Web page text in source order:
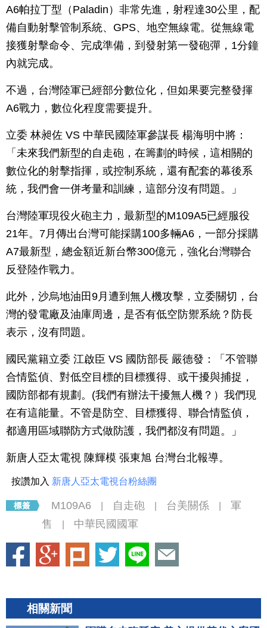
A6帕拉丁型（Paladin）非常先進，射程達30公里，配
備自動射擊管制系統、GPS、地空無線電。從無線電
接獲射擊命令、完成準備，到發射第一發砲彈，1分鐘
內就完成。
不過，台灣陸軍已經部分數位化，但如果要完整發揮
A6戰力，數位化程度需要提升。
立委 林昶佐 VS 中華民國陸軍參謀長 楊海明中將：
「未來我們新型的自走砲，在籌劃的時候，這相關的
數位化的射擊指揮，或控制系統，還有配套的幕後系
統，我們會一併考量和訓練，這部分沒有問題。」
台灣陸軍現役火砲主力，最新型的M109A5已經服役
21年。7月傳出台灣可能採購100多輛A6，一部分採購
A7最新型，總金額近新台幣300億元，強化台灣聯合
反登陸作戰力。
此外，沙烏地油田9月遭到無人機攻擊，立委關切，台
灣的發電廠及油庫周邊，是否有低空防禦系統？防長
表示，沒有問題。
國民黨籍立委 江啟臣 VS 國防部長 嚴德發：「不管聯
合情監偵、對低空目標的目標獲得、或干擾與捕捉，
國防部都有規劃。(我們有辦法干擾無人機？）我們現
在有這能量。不管是防空、目標獲得、聯合情監偵，
都適用區域聯防方式做防護，我們都沒有問題。」
新唐人亞太電視 陳輝模 張東旭 台灣台北報導。
按讚加入 新唐人亞太電視台粉絲團
M109A6 自走砲 台美關係
軍
售
中華民國國軍
相關新聞